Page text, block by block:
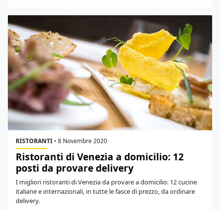
RISTORANTI • 8 Novembre 2020
Ristoranti di Venezia a domicilio: 12
posti da provare delivery
I migliori ristoranti di Venezia da provare a domicilio: 12 cucine
italiane e internazionali, in tutte le fasce di prezzo, da ordinare
delivery.